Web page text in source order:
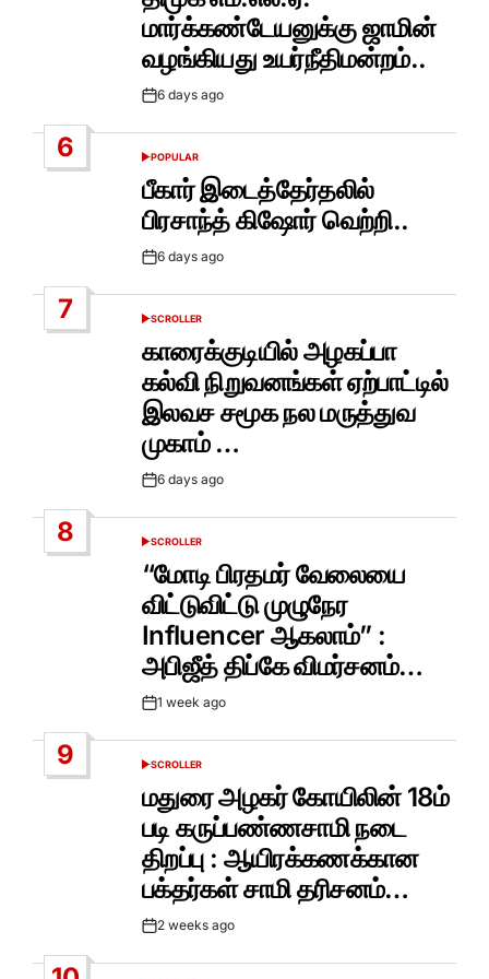
மார்க்கண்டேயனுக்கு ஜாமின்
வழங்கியது உயர்நீதிமன்றம்..
Post6 days ago
6
POSTED
POPULAR
பீகார் இடைத்தேர்தலில்
பிரசாந்த் கிஷோர் வெற்றி..
Post6 days ago
7
POSTED
SCROLLER
காரைக்குடியில் அழகப்பா
கல்வி நிறுவனங்கள் ஏற்பாட்டில்
இலவச சமூக நல மருத்துவ
முகாம் …
Post6 days ago
8
POSTED
SCROLLER
“மோடி பிரதமர் வேலையை
விட்டுவிட்டு முழுநேர
Influencer ஆகலாம்” :
அபிஜீத் திப்கே விமர்சனம்…
Post1 week ago
9
POSTED
SCROLLER
மதுரை அழகர் கோயிலின் 18ம்
படி கருப்பண்ணசாமி நடை
திறப்பு : ஆயிரக்கணக்கான
பக்தர்கள் சாமி தரிசனம்…
Post2 weeks ago